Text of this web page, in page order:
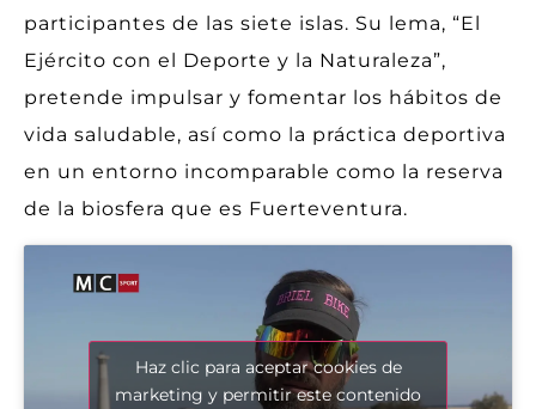
participantes de las siete islas. Su lema, “El
Ejército con el Deporte y la Naturaleza”,
pretende impulsar y fomentar los hábitos de
vida saludable, así como la práctica deportiva
en un entorno incomparable como la reserva
de la biosfera que es Fuerteventura.
Haz clic para aceptar cookies de
marketing y permitir este contenido